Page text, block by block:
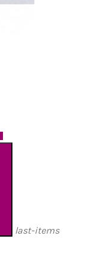
last-items